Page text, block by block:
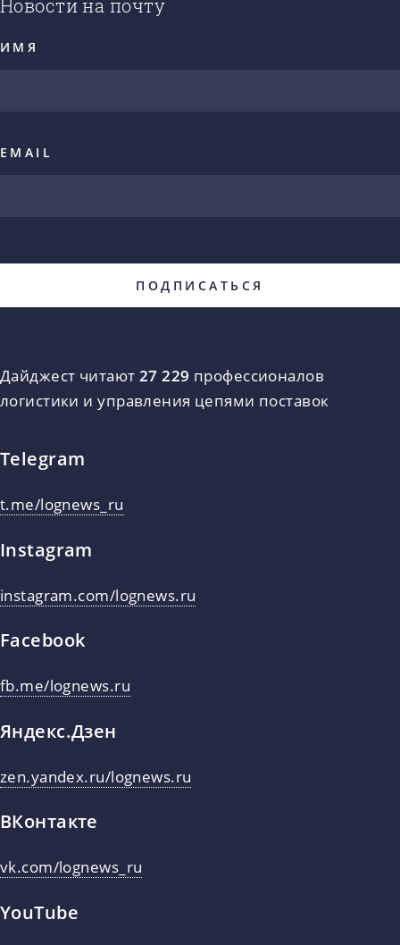
Новости на почту
ИМЯ
EMAIL
Дайджест читают 27 229 профессионалов
логистики и управления цепями поставок
Telegram
t.me/lognews_ru
Instagram
instagram.com/lognews.ru
Facebook
fb.me/lognews.ru
Яндекс.Дзен
zen.yandex.ru/lognews.ru
ВКонтакте
vk.com/lognews_ru
YouTube